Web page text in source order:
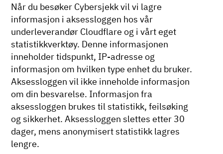
Når du besøker Cybersjekk vil vi lagre
informasjon i aksessloggen hos vår
underleverandør Cloudflare og i vårt eget
statistikkverktøy. Denne informasjonen
inneholder tidspunkt, IP-adresse og
informasjon om hvilken type enhet du bruker.
Aksessloggen vil ikke inneholde informasjon
om din besvarelse. Informasjon fra
aksessloggen brukes til statistikk, feilsøking
og sikkerhet. Aksessloggen slettes etter 30
dager, mens anonymisert statistikk lagres
lengre.